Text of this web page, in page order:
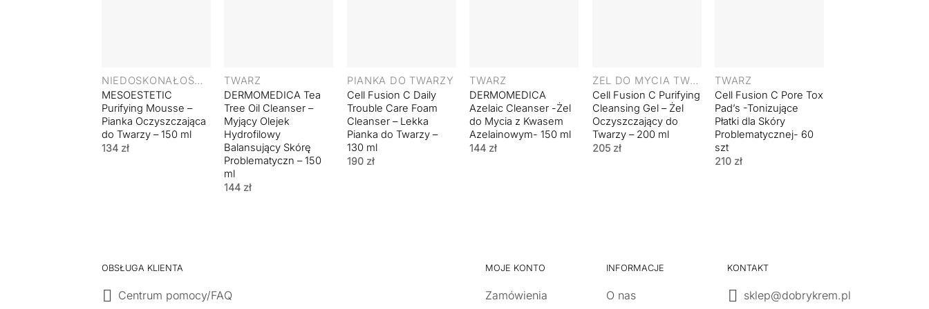
NIEDOSKONAŁOŚCI I TRĄDZIK
MESOESTETIC
Purifying Mousse –
Pianka Oczyszczająca
do Twarzy – 150 ml
134 zł
TWARZ
DERMOMEDICA Tea
Tree Oil Cleanser –
Myjący Olejek
Hydrofilowy
Balansujący Skórę
Problematyczn – 150
ml
144 zł
PIANKA DO TWARZY
Cell Fusion C Daily
Trouble Care Foam
Cleanser – Lekka
Pianka do Twarzy –
130 ml
190 zł
TWARZ
DERMOMEDICA
Azelaic Cleanser -Żel
do Mycia z Kwasem
Azelainowym- 150 ml
144 zł
ŻEL DO MYCIA TWARZY
Cell Fusion C Purifying
Cleansing Gel – Żel
Oczyszczający do
Twarzy – 200 ml
205 zł
TWARZ
Cell Fusion C Pore Tox
Pad’s -Tonizujące
Płatki dla Skóry
Problematycznej- 60
szt
210 zł
OBSŁUGA KLIENTA
Centrum pomocy/FAQ
MOJE KONTO
Zamówienia
INFORMACJE
O nas
KONTAKT
sklep@dobrykrem.pl